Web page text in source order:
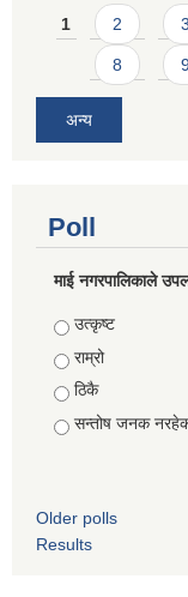
Pages
1 2 3
8
अन्य
Poll
माई नगरपालिकाले
Choices
उत्कृष्ट
राम्रो
ठिकै
सन्तोष जनक
Older polls
Results